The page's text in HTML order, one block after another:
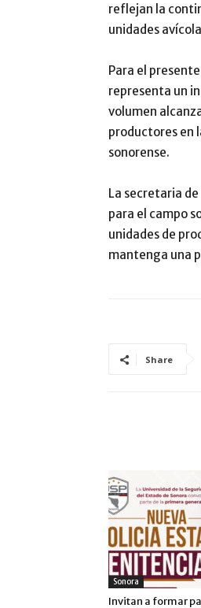
reflejan la
unidades
Para el
representa un
volumen
productores en
sonorense.
La secretaria
para el campo
unidades de
mantenga una
Share
Sonora
Invitan a formar